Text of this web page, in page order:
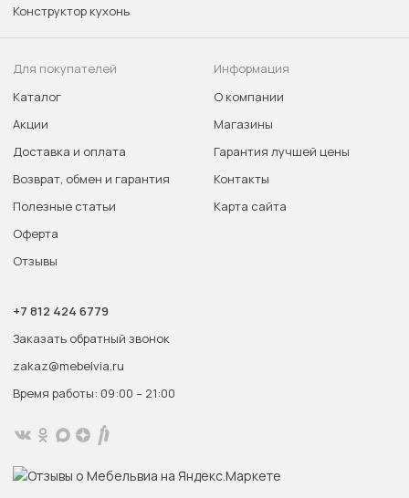
Конструктор кухонь
Для покупателей
Каталог
Акции
Доставка и оплата
Возврат, обмен и гарантия
Полезные статьи
Оферта
Отзывы
Информация
О компании
Магазины
Гарантия лучшей цены
Контакты
Карта сайта
+7 812 424 6779
Заказать обратный звонок
zakaz@mebelvia.ru
Время работы: 09:00 – 21:00